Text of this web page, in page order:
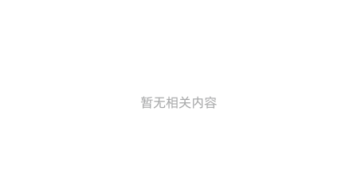
暂无相关内容